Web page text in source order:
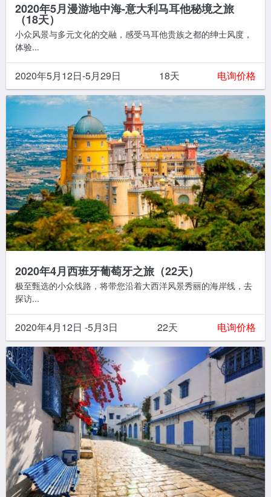
2020年5月漫游地中海-意大利马耳他秘境之旅
（18天）
小众风景与多元文化的交融，感受马耳他贵族之都的绅士风度，
体验...
2020年5月12日-5月29日 18天 电询价格
2020年4月西班牙葡萄牙之旅（22天）
极至甄选的小众线路，将带您沿着大西洋风景秀丽的海岸线，去
探访...
2020年4月12日 -5月3日 22天 电询价格